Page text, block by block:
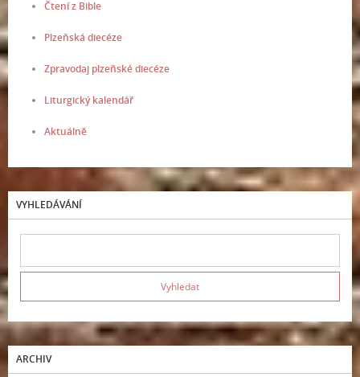
Čtení z Bible
Plzeňská diecéze
Zpravodaj plzeňské diecéze
Liturgický kalendář
Aktuálně
VYHLEDÁVÁNÍ
ARCHIV